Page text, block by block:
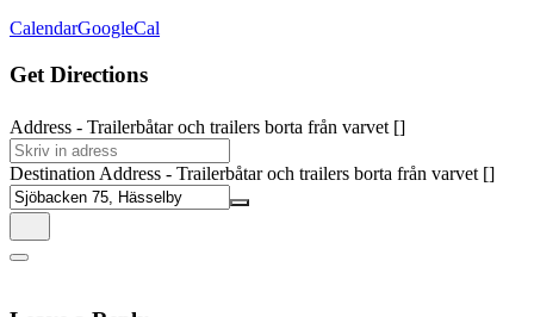
CalendarGoogleCal
Get Directions
Address - Trailerbåtar och trailers borta från varvet []
Destination Address - Trailerbåtar och trailers borta från varvet []